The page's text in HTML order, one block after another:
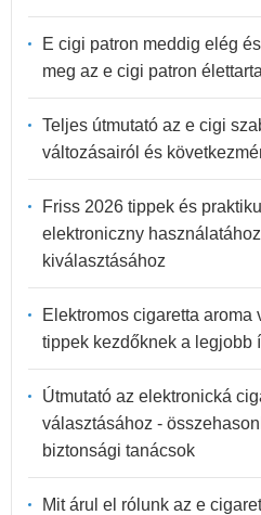
E cigi patron meddig elég
meg az e cigi patron
Teljes útmutató az e cigi
változásairól és
Friss 2026 tippek és
elektroniczny
kiválasztásához
Elektromos cigaretta aroma
tippek kezdőknek a legjobb
Útmutató az elektronická
választásához -
biztonsági tanácsok
Mit árul el rólunk az e